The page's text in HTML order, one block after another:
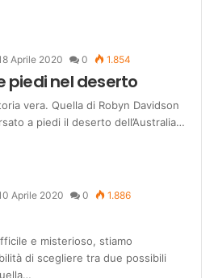
Aprile 2020 0 1.854
piedi nel deserto
vera. Quella di Robyn Davidson
a piedi il deserto dell’Australia…
Aprile 2020 0 1.886
e misterioso, stiamo
di scegliere tra due possibili